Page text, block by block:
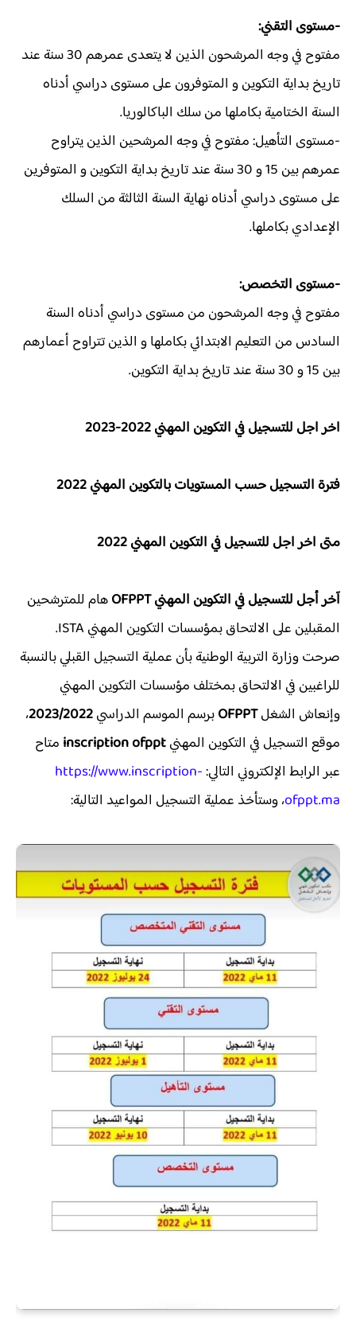
-مستوى التقني:
مفتوح في وجه المرشحون الذين لا يتعدى عمرهم 30 سنة عند
تاريخ بداية التكوين و المتوفرون على مستوى دراسي أدناه
السنة الختامية بكاملها من سلك الباكالوريا.
-مستوى التأهيل: مفتوح في وجه المرشحين الذين يتراوح
عمرهم بين 15 و 30 سنة عند تاريخ بداية التكوين و المتوفرين
على مستوى دراسي أدناه نهاية السنة الثالثة من السلك
الإعدادي بكاملها.
-مستوى التخصص:
مفتوح في وجه المرشحون من مستوى دراسي أدناه السنة
السادس من التعليم الابتدائي بكاملها و الذين تتراوح أعمارهم
بين 15 و 30 سنة عند تاريخ بداية التكوين.
اخر اجل للتسجيل في التكوين المهني 2022-2023
فترة التسجيل حسب المستويات بالتكوين المهني 2022
متى اخر اجل للتسجيل في التكوين المهني 2022
آخر أجل للتسجيل في التكوين المهني OFPPT
هام للمترشحين
المقبلين على الالتحاق بمؤسسات التكوين المهني ISTA.
صرحت وزارة التربية الوطنية بأن عملية التسجيل القبلي بالنسبة
للراغبين في الالتحاق بمختلف مؤسسات التكوين المهني
وإنعاش الشغلOFPPTبرسم الموسم الدراسي2023/2022،
موقع التسجيل في التكوين المهنيinscription ofppt متاح
عبر الرابط الإلكتروني التالي:https://www.inscription-
ofppt.ma، وستأخذ عملية التسجيل المواعيد التالية: